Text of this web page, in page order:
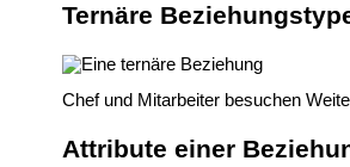
Ternäre
Chef und Mitarbeiter besuchen
Attribute einer